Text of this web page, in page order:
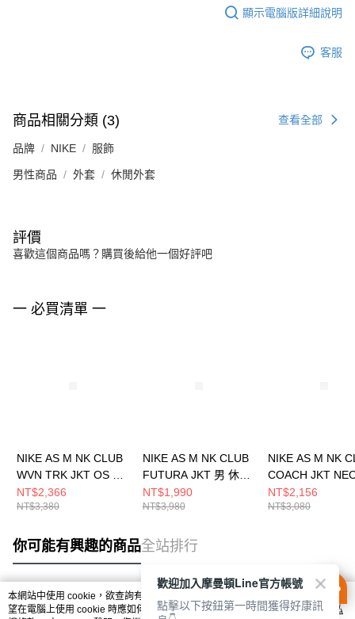
顯示電腦版詳細說明
客服
商品相關分類 (3) 查看全部
品牌 NIKE 服飾
男性商品 外套 休閒外套
評價
喜歡這個商品嗎？購買後給他一個好評吧
一 必買清單 一
NIKE AS M NK CLUB
WVN TRK JKT OS 男
休閒外套 HQ6110234
NT$2,366
NT$3,380
NIKE AS M NK CLUB
FUTURA JKT 男 休閒
外套 FZ0657224
NT$1,990
NT$3,980
NIKE AS M NK
COACH JKT
VRS 男 休閒外套
HV0815010
NT$2,156
NT$3,080
你可能有興趣的商品全站排行
熱門標籤
本網站中使用 cookie，欲查詢有關本網站使用 cookie 方式之詳情，及若您不希
望在電腦上使用 cookie 時應如何變更電腦的 cookie 設定，請參閱本網站「
隱私
歡迎加入摩曼頓Line官方帳號
點擊以下按鈕第一時間獲得好康訊